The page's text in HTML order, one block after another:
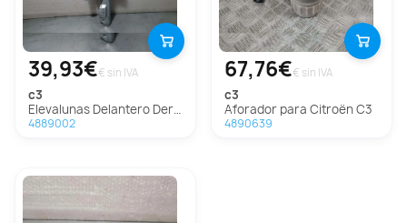
39,93€€ sin IVA
c3
Elevalunas Delantero Derecho para Citroën C3
4889002
67,76€€ sin IVA
c3
Aforador para Citroën C3
4890639